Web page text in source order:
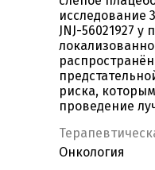
исследование
JNJ-56021927 у
риска,
проведение
Онкология